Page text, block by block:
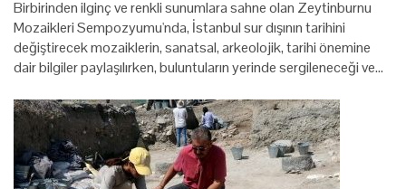
Birbirinden ilginç ve renkli sunumlara sahne olan Zeytinburnu
Mozaikleri Sempozyumu'nda, İstanbul sur dışının tarihini
değiştirecek mozaiklerin, sanatsal, arkeolojik, tarihi önemine
dair bilgiler paylaşılırken, buluntuların yerinde sergileneceği ve…